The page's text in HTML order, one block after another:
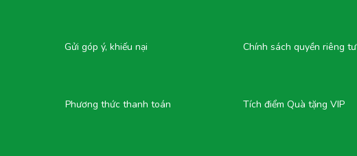
Tích điểm Quà tặng VIP
Chính sách quyền riêng tư
Phương thức thanh toán
Gửi góp ý, khiếu nại